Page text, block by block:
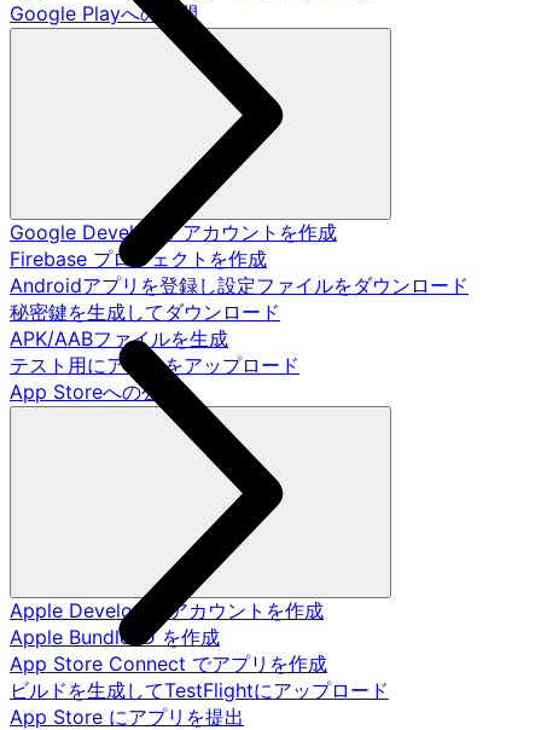
Google Playへの公開
Google Developer アカウントを作成
Firebase プロジェクトを作成
Androidアプリを登録し設定ファイルをダウンロード
秘密鍵を生成してダウンロード
APK/AABファイルを生成
テスト用にアプリをアップロード
App Storeへの公開
Apple Developer アカウントを作成
Apple Bundle ID を作成
App Store Connect でアプリを作成
ビルドを生成してTestFlightにアップロード
App Store にアプリを提出